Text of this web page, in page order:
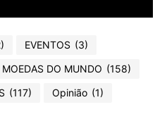
EVENTOS (3)
MOEDAS DO MUNDO (158)
(117) Opinião (1)